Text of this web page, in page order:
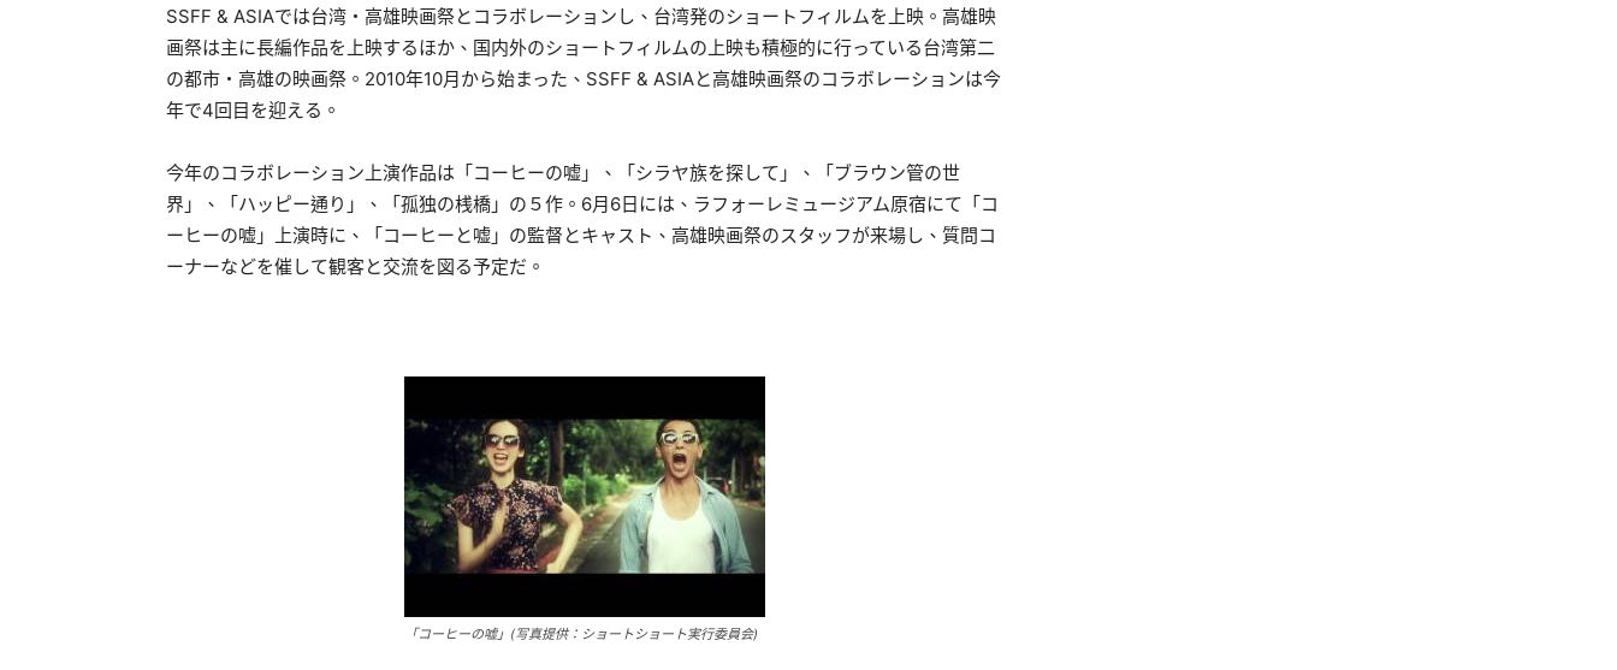
SSFF & ASIAでは台湾・高雄映画祭とコラボレーションし、台湾発のショートフィルムを上映。高雄映
画祭は主に長編作品を上映するほか、国内外のショートフィルムの上映も積極的に行っている台湾第二
の都市・高雄の映画祭。2010年10月から始まった、SSFF & ASIAと高雄映画祭のコラボレーションは今
年で4回目を迎える。
今年のコラボレーション上演作品は「コーヒーの嘘」、「シラヤ族を探して」、「ブラウン管の世
界」、「ハッピー通り」、「孤独の桟橋」の５作。6月6日には、ラフォーレミュージアム原宿にて「コ
ーヒーの嘘」上演時に、「コーヒーと嘘」の監督とキャスト、高雄映画祭のスタッフが来場し、質問コ
ーナーなどを催して観客と交流を図る予定だ。
「コーヒーの嘘」(写真提供：ショートショート実行委員会)